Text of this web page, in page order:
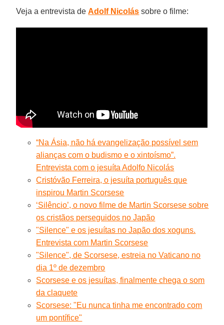
Veja a entrevista deAdolf Nicolás sobre o filme:
“Na Ásia, não há evangelização possível sem
alianças com o budismo e o xintoísmo”.
Entrevista com o jesuíta Adolfo Nicolás
Cristóvão Ferreira, o jesuíta português que
inspirou Martin Scorsese
‘Silêncio’, o novo filme de Martin Scorsese sobre
os cristãos perseguidos no Japão
"Silence" e os jesuítas no Japão dos xoguns.
Entrevista com Martin Scorsese
"Silence", de Scorsese, estreia no Vaticano no
dia 1º de dezembro
Scorsese e os jesuítas, finalmente chega o som
da claquete
Scorsese: "Eu nunca tinha me encontrado com
um pontífice"